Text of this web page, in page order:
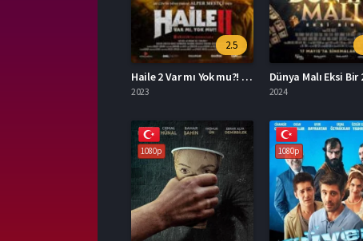
2.5
Haile 2 Var mı Yok mu?! 2023 – Yerli Film 1080p Turkce Dublaj izle
2023 2024
1080p 1080p